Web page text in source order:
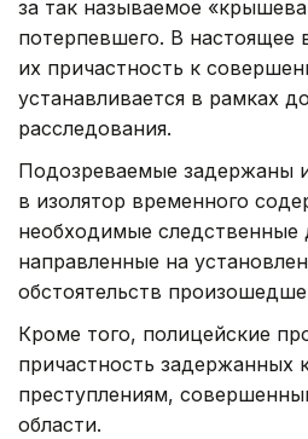
за так называемое
потерпевшего. В настоящее
их причастность к
устанавливается в рамках
расследования.
Подозреваемые задержаны
в изолятор временного
необходимые следственные
направленные на
обстоятельств
Кроме того, полицейские
причастность задержанных
преступлениям,
области.